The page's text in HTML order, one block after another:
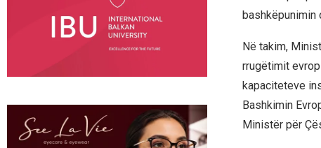
bashkëpunimin
Në takim,
rrugëtimit
kapaciteteve
Bashkimin
Ministër për